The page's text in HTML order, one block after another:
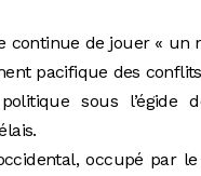
continue de jouer «
pacifique des
sous l’égide de
occupé par